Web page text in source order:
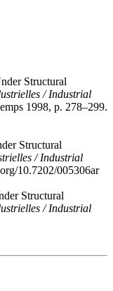
Structural
/ Industrial
1998, p. 278–299.
Structural
/ Industrial
10.7202/005306ar
Structural
/ Industrial